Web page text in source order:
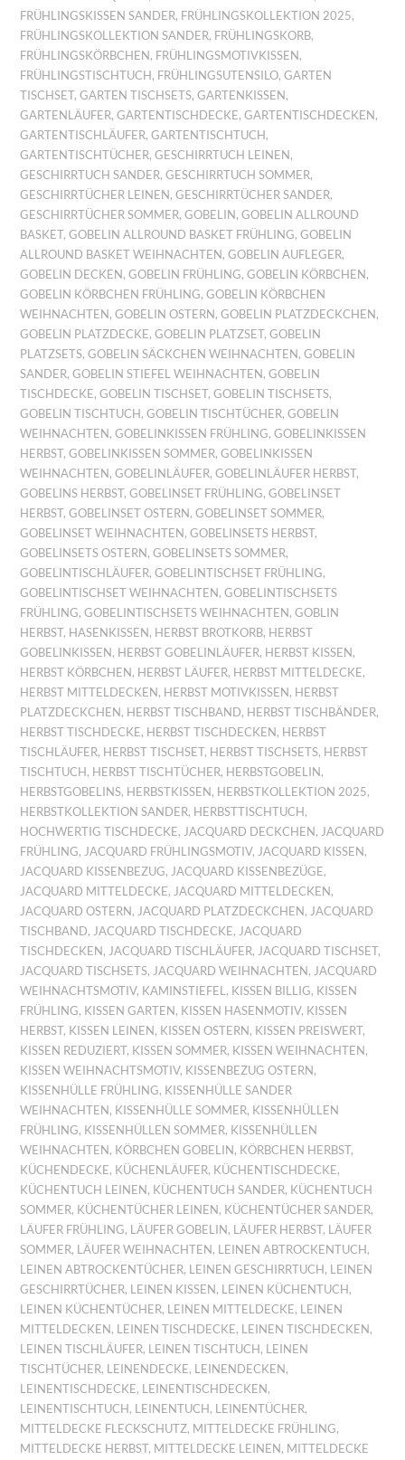
FRÜHLINGSKISSEN SANDER, FRÜHLINGSKOLLEKTION 2025,
FRÜHLINGSKOLLEKTION SANDER, FRÜHLINGSKORB,
FRÜHLINGSKÖRBCHEN, FRÜHLINGSMOTIVKISSEN,
FRÜHLINGSTISCHTUCH, FRÜHLINGSUTENSILO,GARTEN
TISCHSET,GARTEN TISCHSETS,GARTENKISSEN,
GARTENLÄUFER,GARTENTISCHDECKE,GARTENTISCHDECKEN,
GARTENTISCHLÄUFER,GARTENTISCHTUCH,
GARTENTISCHTÜCHER,GESCHIRRTUCH LEINEN,
GESCHIRRTUCH SANDER,GESCHIRRTUCH SOMMER,
GESCHIRRTÜCHER LEINEN,GESCHIRRTÜCHER SANDER,
GESCHIRRTÜCHER SOMMER,GOBELIN,GOBELIN ALLROUND
BASKET,GOBELIN ALLROUND BASKET FRÜHLING,GOBELIN
ALLROUND BASKET WEIHNACHTEN,GOBELIN AUFLEGER,
GOBELIN DECKEN,GOBELIN FRÜHLING,GOBELIN KÖRBCHEN,
GOBELIN KÖRBCHEN FRÜHLING,GOBELIN KÖRBCHEN
WEIHNACHTEN,GOBELIN OSTERN,GOBELIN PLATZDECKCHEN,
GOBELIN PLATZDECKE,GOBELIN PLATZSET,GOBELIN
PLATZSETS,GOBELIN SÄCKCHEN WEIHNACHTEN,GOBELIN
SANDER,GOBELIN STIEFEL WEIHNACHTEN,GOBELIN
TISCHDECKE,GOBELIN TISCHSET,GOBELIN TISCHSETS,
GOBELIN TISCHTUCH,GOBELIN TISCHTÜCHER,GOBELIN
WEIHNACHTEN,GOBELINKISSEN FRÜHLING,GOBELINKISSEN
HERBST,GOBELINKISSEN SOMMER,GOBELINKISSEN
WEIHNACHTEN,GOBELINLÄUFER,GOBELINLÄUFER HERBST,
GOBELINS HERBST,GOBELINSET FRÜHLING,GOBELINSET
HERBST,GOBELINSET OSTERN,GOBELINSET SOMMER,
GOBELINSET WEIHNACHTEN,GOBELINSETS HERBST,
GOBELINSETS OSTERN,GOBELINSETS SOMMER,
GOBELINTISCHLÄUFER,GOBELINTISCHSET FRÜHLING,
GOBELINTISCHSET WEIHNACHTEN,GOBELINTISCHSETS
FRÜHLING,GOBELINTISCHSETS WEIHNACHTEN,GOBLIN
HERBST, HASENKISSEN, HERBST BROTKORB, HERBST
GOBELINKISSEN, HERBST GOBELINLÄUFER, HERBST KISSEN,
HERBST KÖRBCHEN, HERBST LÄUFER, HERBST MITTELDECKE,
HERBST MITTELDECKEN, HERBST MOTIVKISSEN, HERBST
PLATZDECKCHEN, HERBST TISCHBAND, HERBST TISCHBÄNDER,
HERBST TISCHDECKE, HERBST TISCHDECKEN, HERBST
TISCHLÄUFER, HERBST TISCHSET, HERBST TISCHSETS, HERBST
TISCHTUCH, HERBST TISCHTÜCHER, HERBSTGOBELIN,
HERBSTGOBELINS, HERBSTKISSEN, HERBSTKOLLEKTION 2025,
HERBSTKOLLEKTION SANDER, HERBSTTISCHTUCH,
HOCHWERTIG TISCHDECKE, JACQUARD DECKCHEN, JACQUARD
FRÜHLING, JACQUARD FRÜHLINGSMOTIV, JACQUARD KISSEN,
JACQUARD KISSENBEZUG, JACQUARD KISSENBEZÜGE,
JACQUARD MITTELDECKE, JACQUARD MITTELDECKEN,
JACQUARD OSTERN, JACQUARD PLATZDECKCHEN, JACQUARD
TISCHBAND, JACQUARD TISCHDECKE, JACQUARD
TISCHDECKEN, JACQUARD TISCHLÄUFER, JACQUARD TISCHSET,
JACQUARD TISCHSETS, JACQUARD WEIHNACHTEN, JACQUARD
WEIHNACHTSMOTIV, KAMINSTIEFEL , KISSEN BILLIG, KISSEN
FRÜHLING, KISSEN GARTEN, KISSEN HASENMOTIV, KISSEN
HERBST, KISSEN LEINEN, KISSEN OSTERN, KISSEN PREISWERT,
KISSEN REDUZIERT, KISSEN SOMMER, KISSEN WEIHNACHTEN,
KISSEN WEIHNACHTSMOTIV, KISSENBEZUG OSTERN,
KISSENHÜLLE FRÜHLING, KISSENHÜLLE SANDER
WEIHNACHTEN, KISSENHÜLLE SOMMER, KISSENHÜLLEN
FRÜHLING, KISSENHÜLLEN SOMMER, KISSENHÜLLEN
WEIHNACHTEN, KÖRBCHEN GOBELIN, KÖRBCHEN HERBST,
KÜCHENDECKE, KÜCHENLÄUFER, KÜCHENTISCHDECKE,
KÜCHENTUCH LEINEN, KÜCHENTUCH SANDER, KÜCHENTUCH
SOMMER, KÜCHENTÜCHER LEINEN, KÜCHENTÜCHER SANDER,
LÄUFER FRÜHLING, LÄUFER GOBELIN, LÄUFER HERBST, LÄUFER
SOMMER, LÄUFER WEIHNACHTEN, LEINEN ABTROCKENTUCH,
LEINEN ABTROCKENTÜCHER, LEINEN GESCHIRRTUCH, LEINEN
GESCHIRRTÜCHER, LEINEN KISSEN, LEINEN KÜCHENTUCH,
LEINEN KÜCHENTÜCHER, LEINEN MITTELDECKE, LEINEN
MITTELDECKEN, LEINEN TISCHDECKE, LEINEN TISCHDECKEN,
LEINEN TISCHLÄUFER, LEINEN TISCHTUCH, LEINEN
TISCHTÜCHER, LEINENDECKE, LEINENDECKEN,
LEINENTISCHDECKE, LEINENTISCHDECKEN,
LEINENTISCHTUCH, LEINENTUCH, LEINENTÜCHER,
MITTELDECKE FLECKSCHUTZ, MITTELDECKE FRÜHLING,
MITTELDECKE HERBST, MITTELDECKE LEINEN, MITTELDECKE